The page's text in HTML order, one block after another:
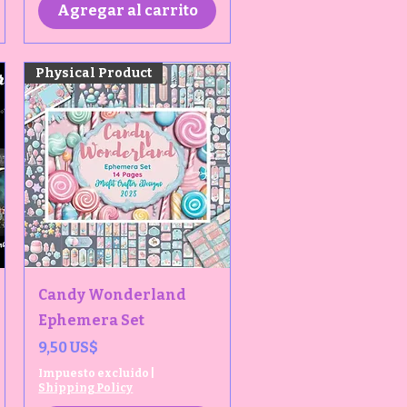
Agregar al carrito
Vista rápida
Physical Product
Candy Wonderland
Ephemera Set
Precio
9,50 US$
Impuesto excluido
Shipping Policy